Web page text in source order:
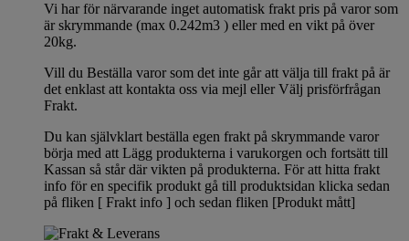
Vi har för närvarande inget automatisk frakt pris på varor som
är skrymmande (max 0.242m3 ) eller med en vikt på över
20kg.
Vill du Beställa varor som det inte går att välja till frakt på är
det enklast att kontakta oss via mejl eller Välj prisförfrågan
Frakt.
Du kan självklart beställa egen frakt på skrymmande varor
börja med att Lägg produkterna i varukorgen och fortsätt till
Kassan så står där vikten på produkterna. För att hitta frakt
info för en specifik produkt gå till produktsidan klicka sedan
på fliken [ Frakt info ] och sedan fliken [Produkt mått]